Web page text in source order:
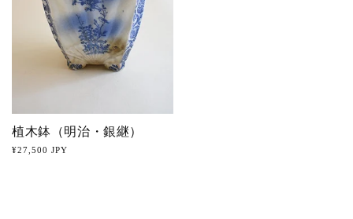
植木鉢（明治・銀継）
Prix
¥27,500 JPY